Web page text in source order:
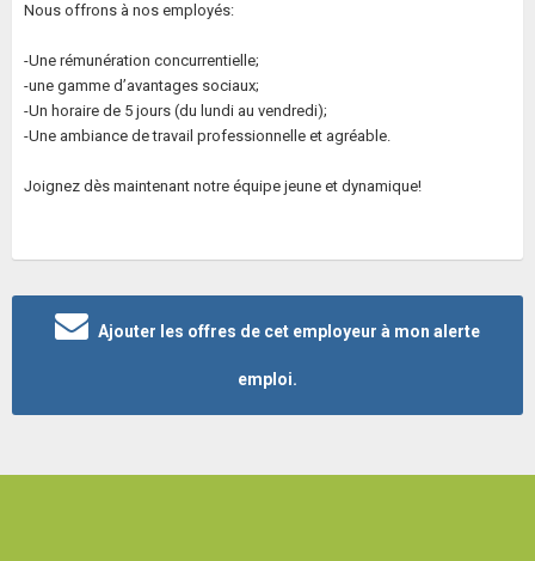
Nous offrons à nos employés:
-Une rémunération concurrentielle;
-une gamme d’avantages sociaux;
-Un horaire de 5 jours (du lundi au vendredi);
-Une ambiance de travail professionnelle et agréable.
Joignez dès maintenant notre équipe jeune et dynamique!
Ajouter les offres de cet employeur à mon alerte
emploi.